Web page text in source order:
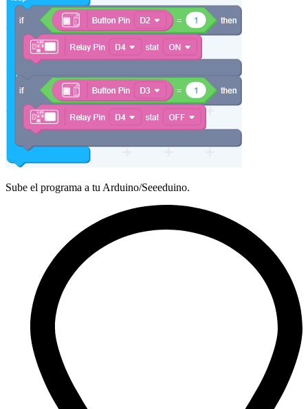
Sube el programa a tu Arduino/Seeeduino.